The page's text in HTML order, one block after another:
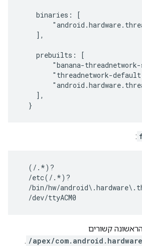
    binaries: [
    ],
    prebuilts: [
"banana-
"threadnetwork-
    ],
  }
:
(/.*)?
/etc(/.*)?
/bin/hw/
/dev/ttyACM0
קשורים
/apex/
.